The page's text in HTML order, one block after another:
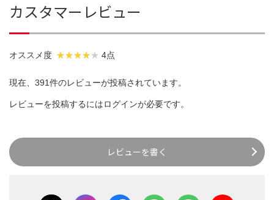
カスタマーレビュー
オススメ度 4点
現在、391件のレビューが投稿されています。
レビューを投稿するにはログインが必要です。
レビューを書く